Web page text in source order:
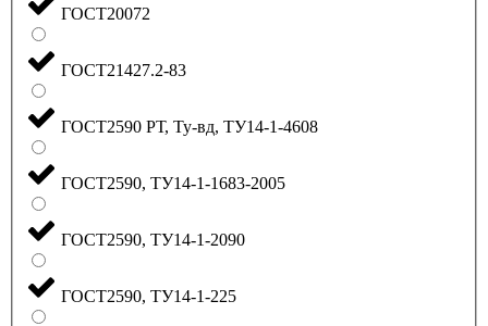
ГОСТ20072
ГОСТ21427.2-83
ГОСТ2590 РТ, Ту-вд, ТУ14-1-4608
ГОСТ2590, ТУ14-1-1683-2005
ГОСТ2590, ТУ14-1-2090
ГОСТ2590, ТУ14-1-225